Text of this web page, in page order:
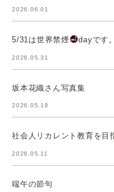
2026.06.01
5/31は世界禁煙 dayです。
2026.05.31
坂本花織さん写真集
2026.05.18
社会人リカレント教育を目
2026.05.11
端午の節句